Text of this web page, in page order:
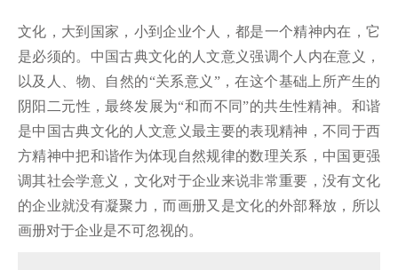
文化，大到国家，小到企业个人，都是一个精神内在，它
是必须的。中国古典文化的人文意义强调个人内在意义，
以及人、物、自然的“关系意义”，在这个基础上所产生的
阴阳二元性，最终发展为“和而不同”的共生性精神。和谐
是中国古典文化的人文意义最主要的表现精神，不同于西
方精神中把和谐作为体现自然规律的数理关系，中国更强
调其社会学意义，文化对于企业来说非常重要，没有文化
的企业就没有凝聚力，而画册又是文化的外部释放，所以
画册对于企业是不可忽视的。